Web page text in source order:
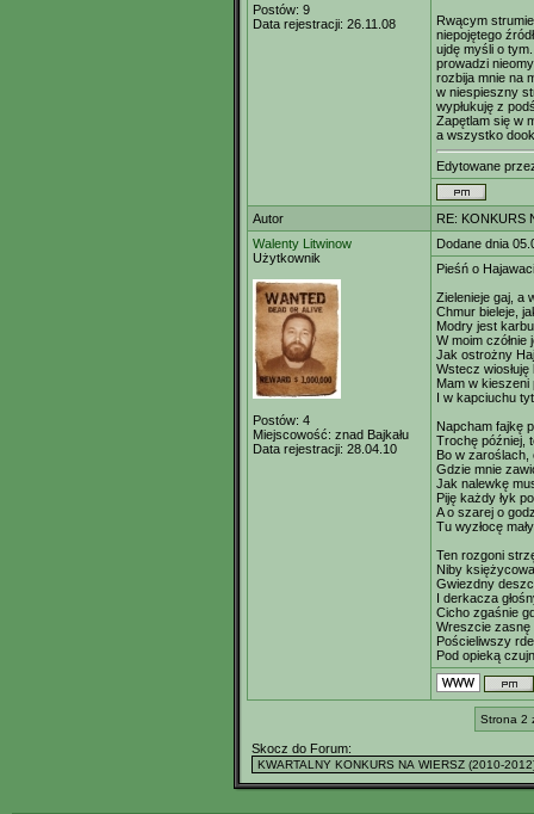
Postów: 9
Data rejestracji: 26.11.08
Rwącym
niepojętego
ujdę myśli o
prowadzi
rozbija mnie na
w niespieszny
wypłukuję z
Zapętlam się w
a wszystko
Edytowane
Autor
RE: KONKURS
Walenty Litwinow
Użytkownik
Postów: 4
Miejscowość: znad Bajkału
Data rejestracji: 28.04.10
Dodane dnia
Pieśń o
Zielenieje gaj, a
Chmur bieleje,
Modry jest
W moim czółnie
Jak ostrożny
Wstecz wiosłuję
Mam w kieszeni
I w kapciuchu
Napcham fajkę
Trochę później,
Bo w zaroślach,
Gdzie mnie
Jak nalewkę
Piję każdy łyk
A o szarej o
Tu wyzłocę
Ten rozgoni
Niby
Gwiezdny
I derkacza
Cicho zgaśnie
Wreszcie zasnę
Pościeliwszy
Pod opieką
Strona 2
Skocz do Forum: